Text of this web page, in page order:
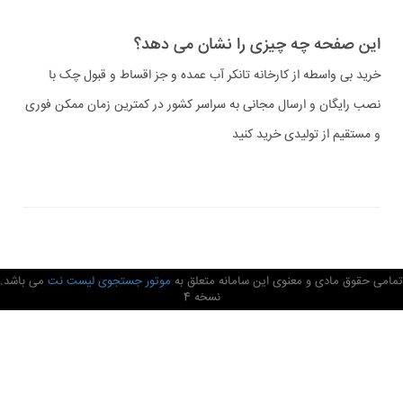
این صفحه چه چیزی را نشان می دهد؟
خرید بی واسطه از کارخانه تانکر آب عمده و جز اقساط و قبول چک با
نصب رایگان و ارسال مجانی به سراسر کشور در کمترین زمان ممکن فوری
و مستقیم از تولیدی خرید کنید
تمامی حقوق مادی و معنوی این سامانه متعلق به موتور جستجوی لیست نت می باشد.
نسخه 4